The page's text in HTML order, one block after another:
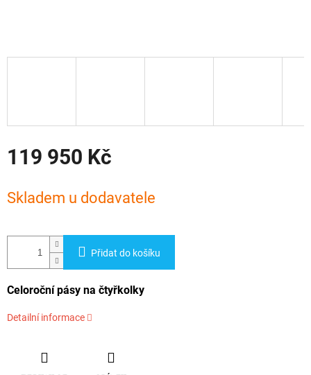
119 950 Kč
cena:
Skladem u dodavatele
Přidat do košíku
Celoroční pásy na čtyřkolky
Detailní informace